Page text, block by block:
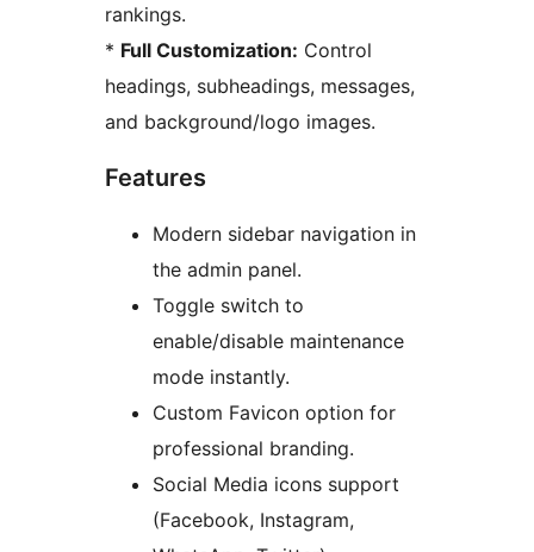
rankings.
* Full Customization: Control
headings, subheadings, messages,
and background/logo images.
Features
Modern sidebar navigation in
the admin panel.
Toggle switch to
enable/disable maintenance
mode instantly.
Custom Favicon option for
professional branding.
Social Media icons support
(Facebook, Instagram,